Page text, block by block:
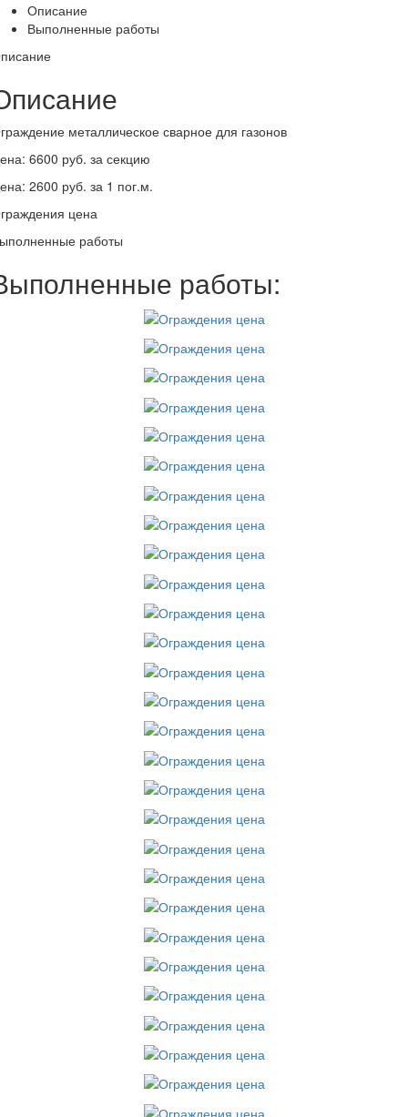
Описание
Выполненные работы
металлическое сварное для газонов
6600 руб. за секцию
2600 руб. за 1 пог.м.
цена
работы
работы: